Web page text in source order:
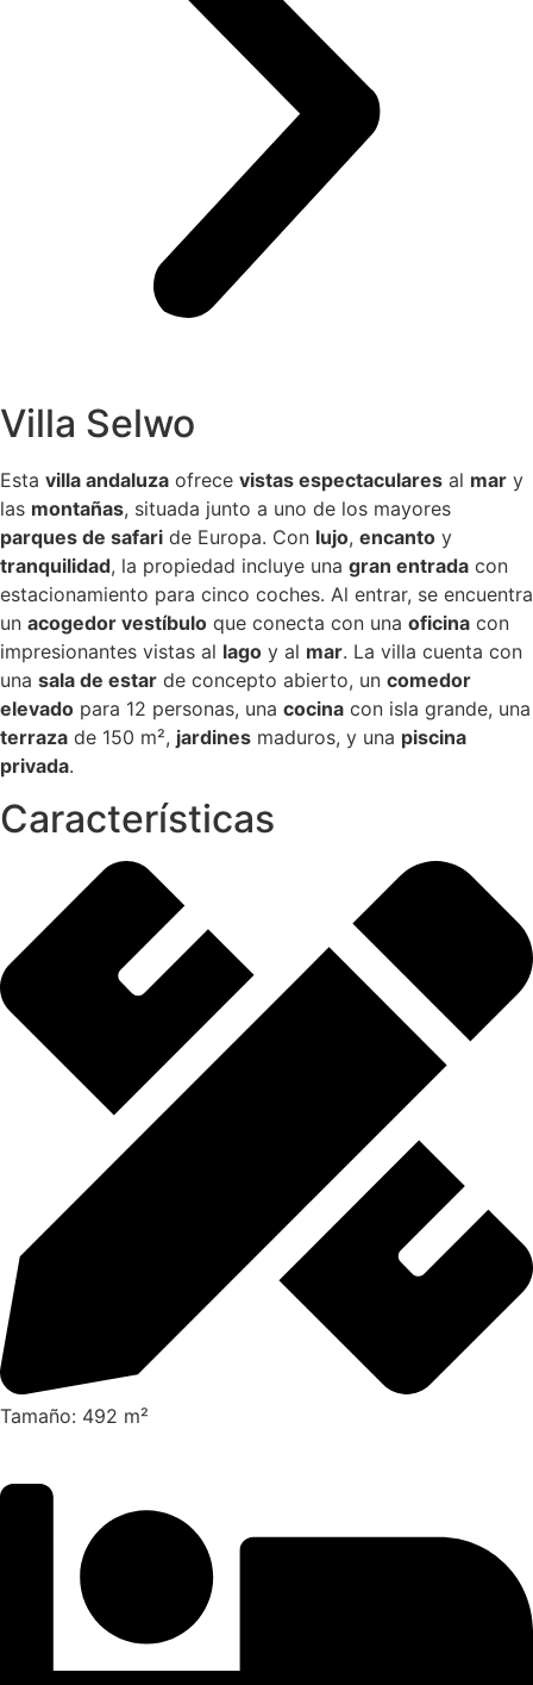
Villa Selwo
Esta villa andaluza ofrece vistas espectaculares al mar y
las montañas, situada junto a uno de los mayores
parques de safari de Europa. Con lujo, encanto y
tranquilidad, la propiedad incluye una gran entrada con
estacionamiento para cinco coches. Al entrar, se encuentra
un acogedor vestíbulo que conecta con una oficina con
impresionantes vistas al lago y al mar. La villa cuenta con
una sala de estar de concepto abierto, un comedor
elevado para 12 personas, una cocina con isla grande, una
terraza de 150 m², jardines maduros, y una piscina
privada.
Características
Tamaño: 492 m²